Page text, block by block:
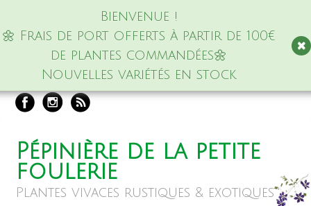
Bienvenue !
🌼 Frais de port offerts à partir de 100€
de plantes commandées🌼
Nouvelles variétés en stock
Pépinière de la petite
foulerie
Plantes vivaces rustiques & exotiques